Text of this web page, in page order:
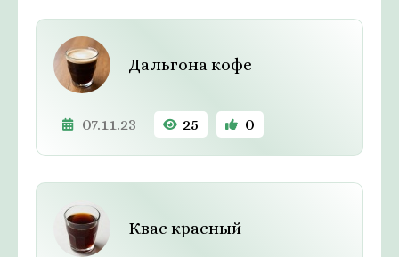
Дальгона кофе
07.11.23 25 0
Квас красный